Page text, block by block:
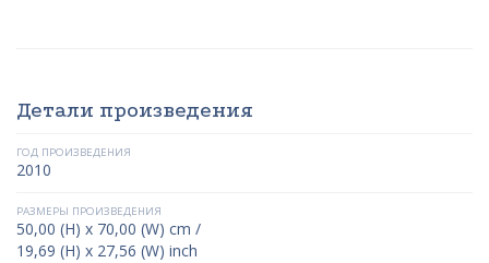
Детали произведения
ГОД ПРОИЗВЕДЕНИЯ
2010
РАЗМЕРЫ ПРОИЗВЕДЕНИЯ
50,00 (H) x 70,00 (W) cm /
19,69 (H) x 27,56 (W) inch